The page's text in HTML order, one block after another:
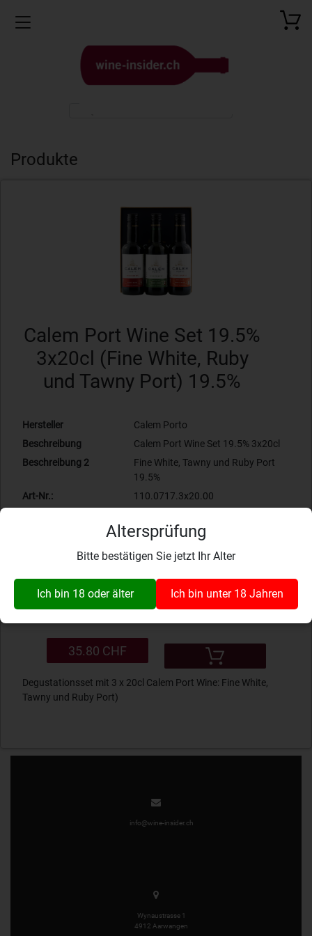
Altersprüfung
Bitte bestätigen Sie jetzt Ihr Alter
Ich bin 18 oder älter Ich bin unter 18 Jahren
Toggle navigation
Produkte
Calem Port Wine Set 19.5%
3x20cl (Fine White, Ruby
und Tawny Port) 19.5%
Hersteller
Calem Porto
Beschreibung
Calem Port Wine Set 19.5% 3x20cl
Beschreibung 2
Fine White, Tawny und Ruby Port
19.5%
Art-Nr.:
110.0717.3x20.00
Bewertung: 0.00
Zur Wunschliste hinzufügen
Produkt ist verfügbar
35.80 CHF
Degustationsset mit 3 x 20cl Calem Port Wine: Fine White,
Tawny und Ruby Port)
info@wine-insider.ch
Wynaustrasse 1
4912 Aarwangen